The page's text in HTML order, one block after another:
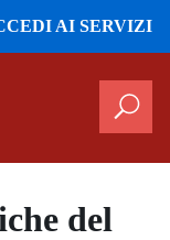
AI SERVIZI
del